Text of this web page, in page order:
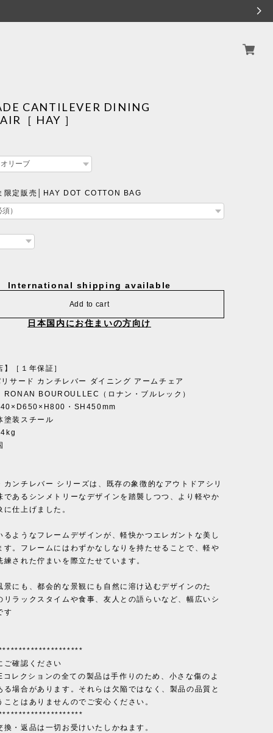
CANTILEVER DINING
［ HAY ］
限定販売│HAY DOT COTTON BAG
International shipping available
Add to cart
日本国内にお住まいの方向け
［１年保証］
サード カンチレバー ダイニング アームチェア
RONAN BOUROULLEC（ロナン・ブルレック）
・SH450mm
装スチール
カンチレバー シリーズは、既存の象徴的なアウトドアシリ
であるシンメトリーなデザインを踏襲しつつ、より軽やか
に仕上げました。
るようなフレームデザインが、軽快かつエレガントな美し
す。フレームにはわずかなしなりを持たせることで、軽や
練された佇まいを際立たせています。
景にも、都会的な景観にも自然に溶け込むデザインのた
リラックスタイムや食事、友人との語らいなど、幅広いシ
す
確認ください
レクションの全ての製品は手作りのため、小さな傷のよ
る場合があります。それらは欠陥ではなく、製品の品質と
ことはありませんのでご安心ください。
換・返品は一切お受けいたしかねます。